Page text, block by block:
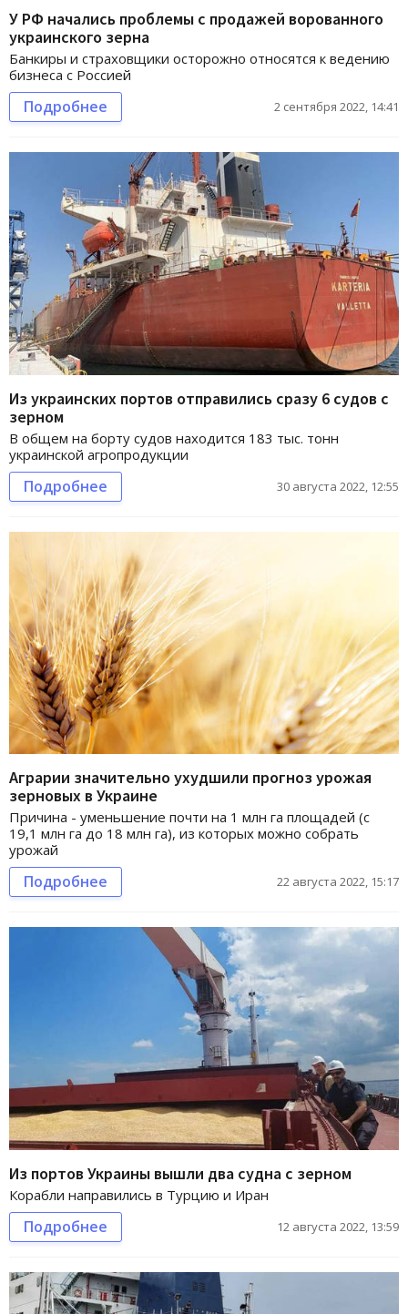
У РФ начались проблемы с продажей ворованного
украинского зерна
Банкиры и страховщики осторожно относятся к ведению
бизнеса с Россией
Подробнее 2 сентября 2022, 14:41
Из украинских портов отправились сразу 6 судов с
зерном
В общем на борту судов находится 183 тыс. тонн
украинской агропродукции
Подробнее 30 августа 2022, 12:55
Аграрии значительно ухудшили прогноз урожая
зерновых в Украине
Причина - уменьшение почти на 1 млн га площадей (с
19,1 млн га до 18 млн га), из которых можно собрать
урожай
Подробнее 22 августа 2022, 15:17
Из портов Украины вышли два судна с зерном
Корабли направились в Турцию и Иран
Подробнее 12 августа 2022, 13:59